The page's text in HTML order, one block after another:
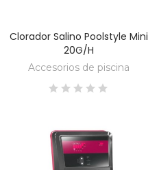
DESCUBRE
Clorador Salino Poolstyle Mini
20G/H
Accesorios de piscina